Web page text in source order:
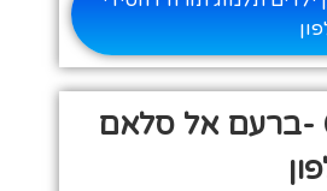
ילדים 07 -ברעם אל סלאם